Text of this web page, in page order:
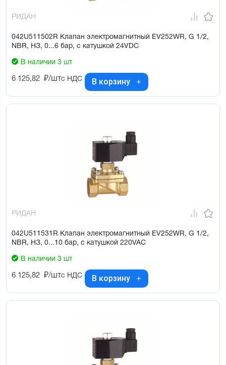
РИДАН
042U511502R Клапан электромагнитный EV252WR, G 1/2,
NBR, НЗ, 0...6 бар, с катушкой 24VDC
В наличии 3 шт
6 125,82 ₽/штс НДС В корзину
РИДАН
042U511531R Клапан электромагнитный EV252WR, G 1/2,
NBR, НЗ, 0...10 бар, с катушкой 220VAC
В наличии 3 шт
6 125,82 ₽/штс НДС В корзину